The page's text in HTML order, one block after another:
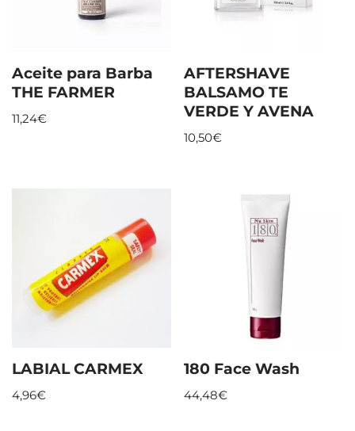
Aceite para Barba
THE FARMER
11,24€
AFTERSHAVE
BALSAMO TE
VERDE Y AVENA
10,50€
LABIAL CARMEX
4,96€
180 Face Wash
44,48€